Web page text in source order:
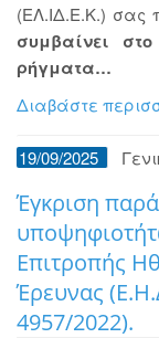
(ΕΛ.ΙΔ.Ε.Κ.) σας
συμβαίνει
ρήγματα…
Διαβάστε
19/09/2025
Έγκριση
Επιτροπής
Έρευνας
4957/2022).